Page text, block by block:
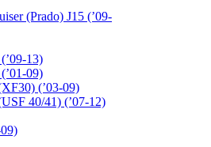
(Prado) J15 (’09-
13)
09)
(’03-09)
40/41) (’07-12)